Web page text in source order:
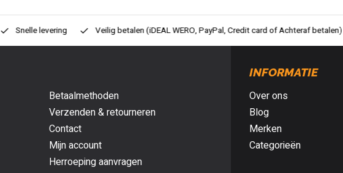
Snelle levering Veilig betalen (iDEAL WERO, PayPal, Credit card of Achteraf betalen)
Betaalmethoden
Verzenden & retourneren
Contact
Mijn account
Herroeping aanvragen
INFORMATIE
Over ons
Blog
Merken
Categorieën